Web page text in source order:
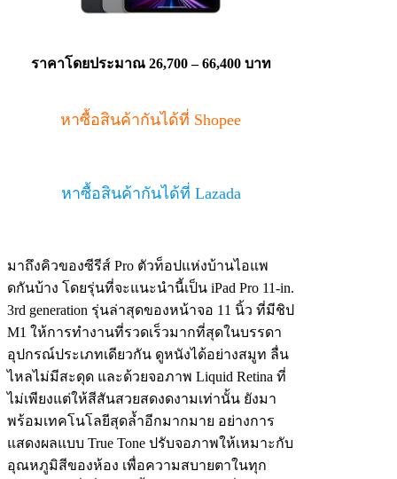
ราคาโดยประมาณ 26,700 – 66,400 บาท
หาซื้อสินค้ากันได้ที่ Shopee
หาซื้อสินค้ากันได้ที่ Lazada
มาถึงคิวของซีรีส์ Pro ตัวท็อปแห่งบ้านไอแพ
ดกันบ้าง โดยรุ่นที่จะแนะนำนี้เป็น iPad Pro 11-in.
3rd generation รุ่นล่าสุดของหน้าจอ 11 นิ้ว ที่มีชิป
M1 ให้การทำงานที่รวดเร็วมากที่สุดในบรรดา
อุปกรณ์ประเภทเดียวกัน ดูหนังได้อย่างสมูท ลื่น
ไหลไม่มีสะดุด และด้วยจอภาพ Liquid Retina ที่
ไม่เพียงแต่ให้สีสันสวยสดงดงามเท่านั้น ยังมา
พร้อมเทคโนโลยีสุดล้ำอีกมากมาย อย่างการ
แสดงผลแบบ True Tone ปรับจอภาพให้เหมาะกับ
อุณหภูมิสีของห้อง เพื่อความสบายตาในทุก